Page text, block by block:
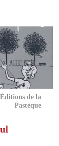
de la
Pastèque